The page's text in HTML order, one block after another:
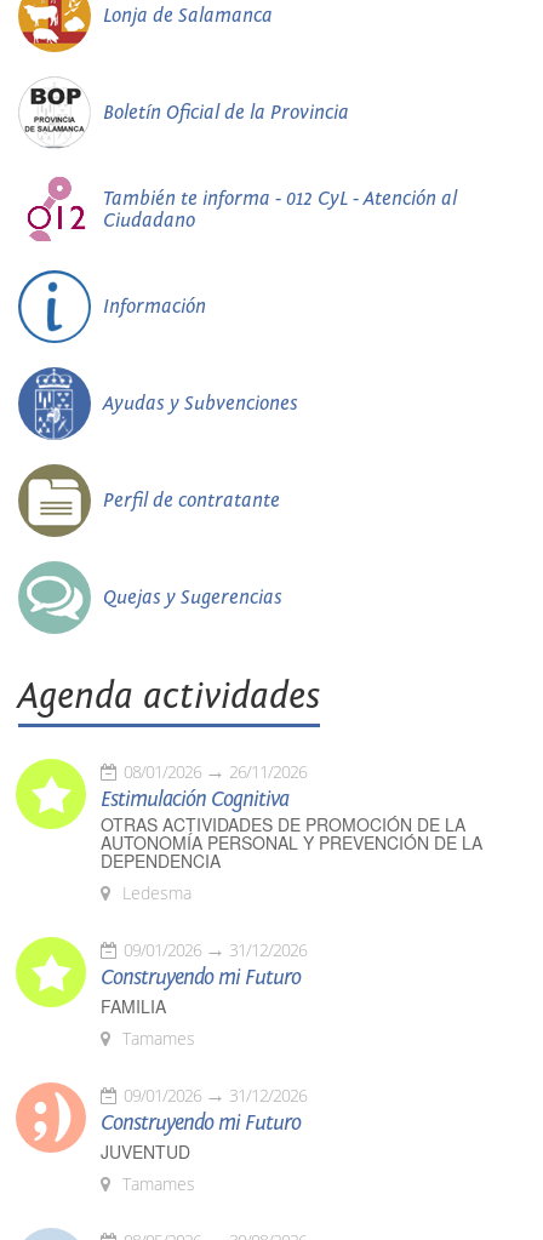
Lonja de Salamanca
Boletín Oficial de la Provincia
También te informa - 012 CyL - Atención al
Ciudadano
Información
Ayudas y Subvenciones
Perfil de contratante
Quejas y Sugerencias
Agenda actividades
08/01/2026 26/11/2026
Estimulación Cognitiva
OTRAS ACTIVIDADES DE PROMOCIÓN DE LA
AUTONOMÍA PERSONAL Y PREVENCIÓN DE LA
DEPENDENCIA
Ledesma
09/01/2026 31/12/2026
Construyendo mi Futuro
FAMILIA
Tamames
09/01/2026 31/12/2026
Construyendo mi Futuro
JUVENTUD
Tamames